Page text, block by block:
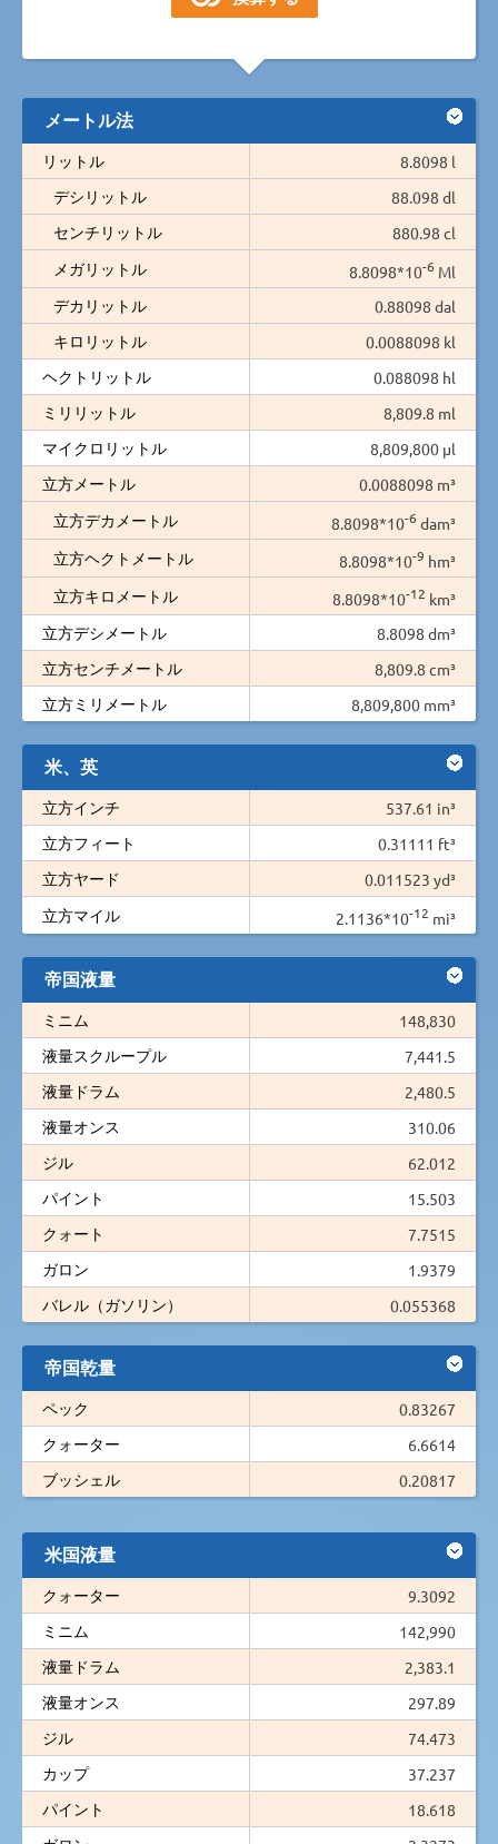
メートル法
リットル
8.8098 l
デシリットル
88.098 dl
センチリットル
880.98 cl
メガリットル
8.8098*10-6 Ml
デカリットル
0.88098 dal
キロリットル
0.0088098 kl
ヘクトリットル
0.088098 hl
ミリリットル
8,809.8 ml
マイクロリットル
8,809,800 µl
立方メートル
0.0088098 m³
立方デカメートル
8.8098*10-6 dam³
立方ヘクトメートル
8.8098*10-9 hm³
立方キロメートル
8.8098*10-12 km³
立方デシメートル
8.8098 dm³
立方センチメートル
8,809.8 cm³
立方ミリメートル
8,809,800 mm³
米、英
立方インチ
537.61 in³
立方フィート
0.31111 ft³
立方ヤード
0.011523 yd³
立方マイル
2.1136*10-12 mi³
帝国液量
ミニム
148,830
液量スクループル
7,441.5
液量ドラム
2,480.5
液量オンス
310.06
ジル
62.012
パイント
15.503
クォート
7.7515
ガロン
1.9379
バレル（ガソリン）
0.055368
帝国乾量
ペック
0.83267
クォーター
6.6614
ブッシェル
0.20817
米国液量
クォーター
9.3092
ミニム
142,990
液量ドラム
2,383.1
液量オンス
297.89
ジル
74.473
カップ
37.237
パイント
18.618